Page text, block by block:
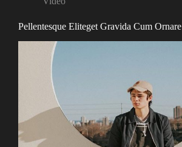
Pellentesque Eliteget Gravida Cum Ornare